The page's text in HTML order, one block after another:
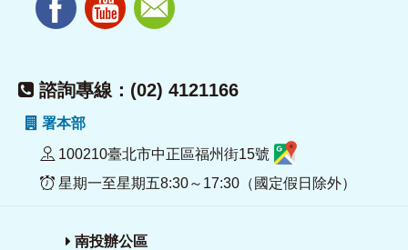
諮詢專線：(02) 4121166
署本部
100210臺北市中正區福州街15號
星期一至星期五8:30～17:30（國定假日除外）
南投辦公區